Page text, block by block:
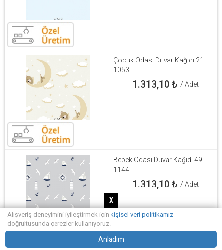
Çocuk Odası Duvar Kağıdı 21
1053
1.313,10₺ / Adet
Bebek Odası Duvar Kağıdı 49
1144
1.313,10₺ / Adet
Alışveriş deneyimini iyileştirmek için kişisel veri politikamız
doğrultusunda çerezler kullanıyoruz.
Anladım
X